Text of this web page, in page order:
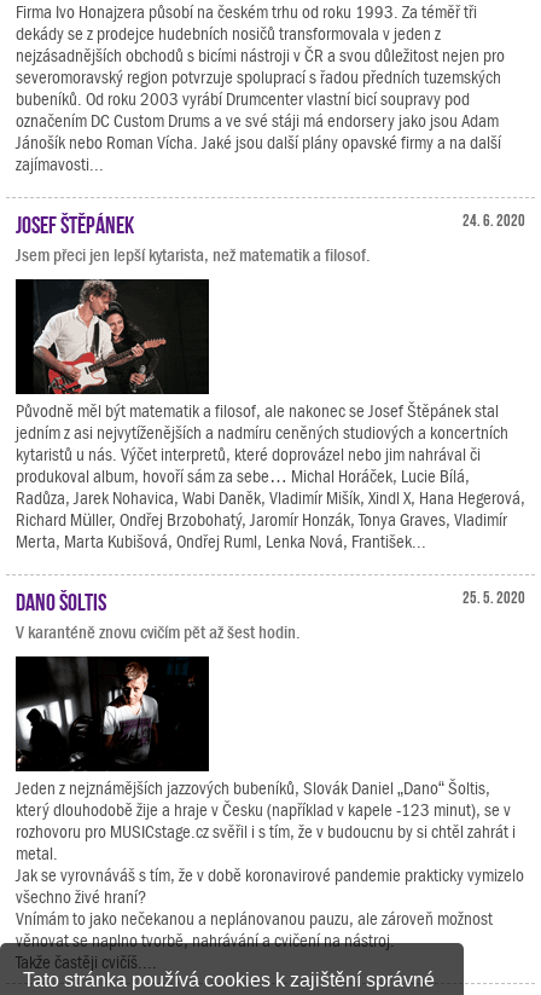
Tato stránka používá cookies k zajištění správné
Firma Ivo Honajzera působí na českém trhu od roku 1993. Za téměř tři
dekády se z prodejce hudebních nosičů transformovala v jeden z
nejzásadnějších obchodů s bicími nástroji v ČR a svou důležitost nejen pro
severomoravský region potvrzuje spoluprací s řadou předních tuzemských
bubeníků. Od roku 2003 vyrábí Drumcenter vlastní bicí soupravy pod
označením DC Custom Drums a ve své stáji má endorsery jako jsou Adam
Jánošík nebo Roman Vícha. Jaké jsou další plány opavské firmy a na další
zajímavosti...
24. 6. 2020
Josef Štěpánek
Jsem přeci jen lepší kytarista, než matematik a filosof.
Původně měl být matematik a filosof, ale nakonec se Josef Štěpánek stal
jedním z asi nejvytíženějších a nadmíru ceněných studiových a koncertních
kytaristů u nás. Výčet interpretů, které doprovázel nebo jim nahrával či
produkoval album, hovoří sám za sebe… Michal Horáček, Lucie Bílá,
Radůza, Jarek Nohavica, Wabi Daněk, Vladimír Mišík, Xindl X, Hana Hegerová,
Richard Müller, Ondřej Brzobohatý, Jaromír Honzák, Tonya Graves, Vladimír
Merta, Marta Kubišová, Ondřej Ruml, Lenka Nová, František...
25. 5. 2020
Dano Šoltis
V karanténě znovu cvičím pět až šest hodin.
Jeden z nejznámějších jazzových bubeníků, Slovák Daniel „Dano“ Šoltis,
který dlouhodobě žije a hraje v Česku (například v kapele -123 minut), se v
rozhovoru pro MUSICstage.cz svěřil i s tím, že v budoucnu by si chtěl zahrát i
metal.
Jak se vyrovnáváš s tím, že v době koronavirové pandemie prakticky vymizelo
všechno živé hraní?
Vnímám to jako nečekanou a neplánovanou pauzu, ale zároveň možnost
věnovat se naplno tvorbě, nahrávání a cvičení na nástroj.
Takže častěji cvičíš....